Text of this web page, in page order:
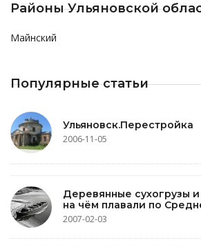
Районы Ульяновской
Майнский
Популярные статьи
Ульяновск.Перестройка
2006-11-05
Деревянные сухогрузы
на чём плавали по
2007-02-03